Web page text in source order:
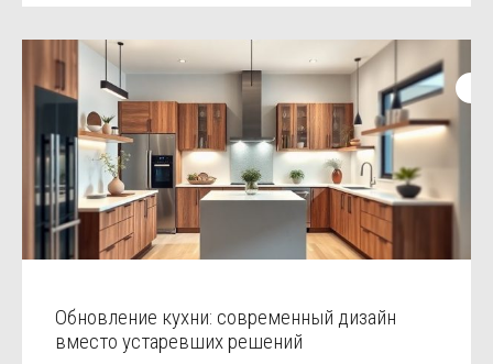
Обновление кухни: современный дизайн
вместо устаревших решений